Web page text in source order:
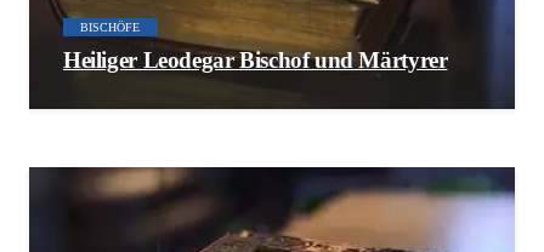
BISCHÖFE
Heiliger Leodegar Bischof und Märtyrer